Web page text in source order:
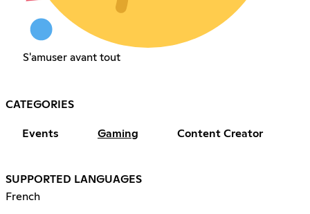
S'amuser avant tout
CATEGORIES
Events Gaming Content Creator
SUPPORTED LANGUAGES
French